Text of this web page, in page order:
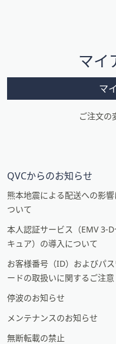
ン
マイ
マ
ご注文の
QVCからのお知らせ
熊本地震による配送への影響
ついて
本人認証サービス（EMV 3-D
キュア）の導入について
お客様番号（ID）およびパス
ードの取扱いに関するご注意
停波のお知らせ
メンテナンスのお知らせ
無断転載の禁止